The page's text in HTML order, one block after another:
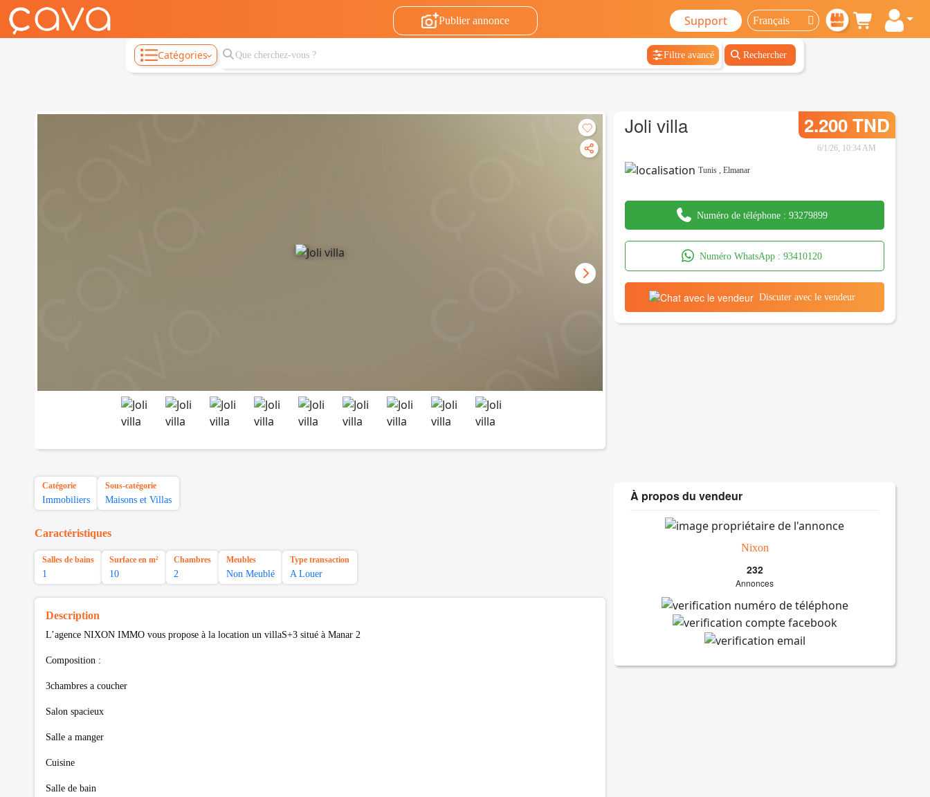
Publier annonce Support
Catégories Filtre avancé Rechercher
Joli villa 2.200 TND
6/1/26, 10:34 AM
Tunis ,Elmanar
Numéro de téléphone : 93279899
Numéro WhatsApp :93410120
Discuter avec le vendeur
Catégorie
Immobiliers
Sous-catégorie
Maisons et Villas
Caractéristiques
Salles de bains
1
Surface en m²
10
Chambres
2
Meubles
Non Meublé
Type transaction
A Louer
Description
L’agence NIXON IMMO vous propose à la location un villaS+3 situé à Manar 2
Composition :
3chambres a coucher
Salon spacieux
Salle a manger
Cuisine
Salle de bain
À propos du vendeur
Nixon
232
Annonces